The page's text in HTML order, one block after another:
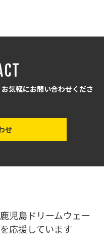
気軽にお問い合わせくださ
せ
児島ドリームウェー
応援しています